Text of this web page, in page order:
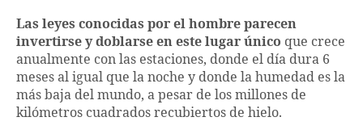
Las leyes conocidas por el hombre parecen
invertirse y doblarse en este lugar único que crece
anualmente con las estaciones, donde el día dura 6
meses al igual que la noche y donde la humedad es la
más baja del mundo, a pesar de los millones de
kilómetros cuadrados recubiertos de hielo.